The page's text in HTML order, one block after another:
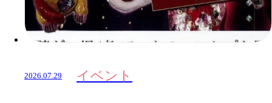
2026.07.29 イベント